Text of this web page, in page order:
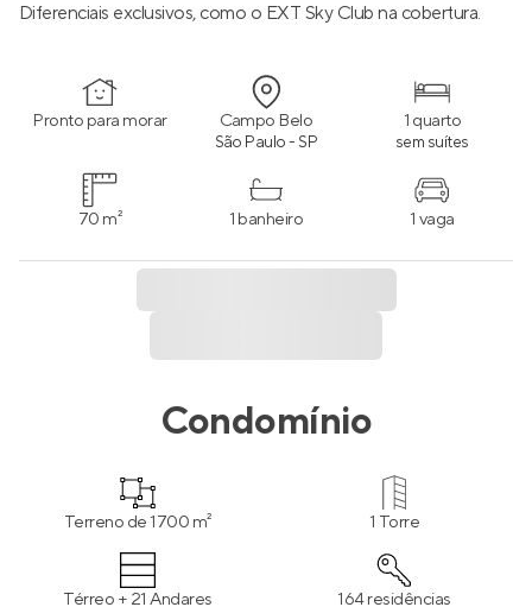
Diferenciais exclusivos, como o EXT Sky Club na cobertura.
Pronto para morar Campo Belo
São Paulo - SP
1 quarto
sem suítes
70 m² 1 banheiro 1 vaga
Condomínio
Terreno de 1700 m² 1 Torre
Térreo + 21 Andares 164 residências